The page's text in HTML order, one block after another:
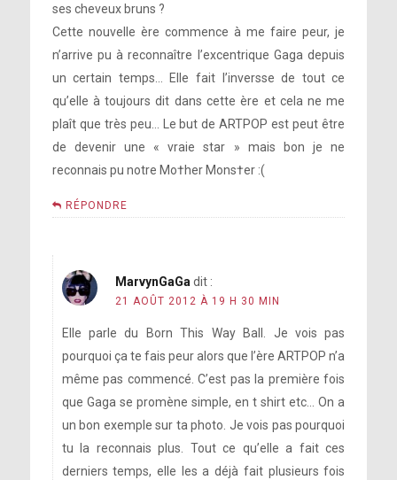
ses cheveux bruns ?
Cette nouvelle ère commence à me faire peur, je
n’arrive pu à reconnaître l’excentrique Gaga depuis
un certain temps… Elle fait l’inversse de tout ce
qu’elle à toujours dit dans cette ère et cela ne me
plaît que très peu… Le but de ARTPOP est peut être
de devenir une « vraie star » mais bon je ne
reconnais pu notre Mo†her Mons†er :(
RÉPONDRE
MarvynGaGa dit :
21 AOÛT 2012 À 19 H 30 MIN
Elle parle du Born This Way Ball. Je vois pas
pourquoi ça te fais peur alors que l’ère ARTPOP n’a
même pas commencé. C’est pas la première fois
que Gaga se promène simple, en t shirt etc… On a
un bon exemple sur ta photo. Je vois pas pourquoi
tu la reconnais plus. Tout ce qu’elle a fait ces
derniers temps, elle les a déjà fait plusieurs fois